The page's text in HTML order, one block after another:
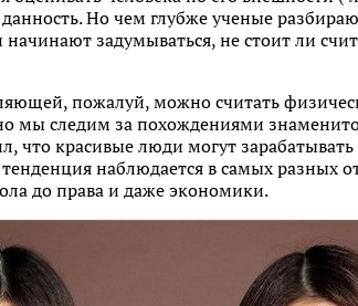
Но чем глубже ученые
задумываться, не стоит ли
пожалуй, можно считать
мы следим за похождениями
что красивые люди могут
наблюдается в самых разных
до права и даже экономики.